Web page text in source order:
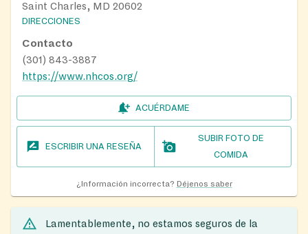
Saint Charles, MD 20602
DIRECCIONES
Contacto
(301) 843-3887
https://www.nhcos.org/
ACUÉRDAME
ESCRIBIR UNA RESEÑA
SUBIR FOTO DE
COMIDA
¿Información incorrecta? Déjenos saber
Lamentablemente, no estamos seguros de la